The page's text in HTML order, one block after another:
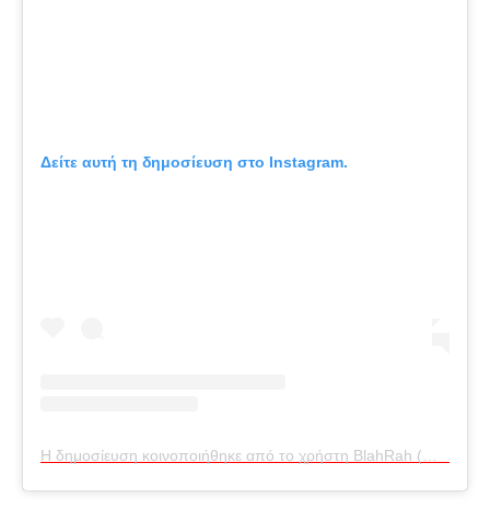
Δείτε αυτή τη δημοσίευση στο Instagram.
Η δημοσίευση κοινοποιήθηκε από το χρήστη BlahRah (@blahrah_)